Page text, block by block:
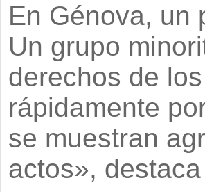
En Génova, un
Un grupo
derechos de
rápidamente
se muestran
actos»,